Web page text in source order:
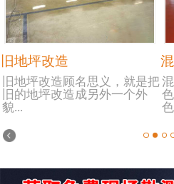
旧地坪改造
旧地坪改造顾名思义，就是把
旧的地坪改造成另外一个外
貌...